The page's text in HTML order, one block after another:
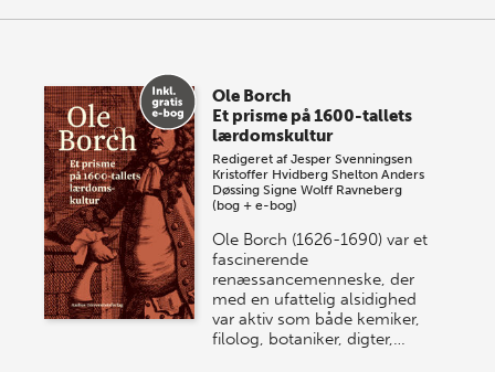
Ole Borch
Et prisme på 1600-tallets
lærdomskultur
Redigeret afJesper Svenningsen
Kristoffer Hvidberg Shelton Anders
Døssing Signe Wolff Ravneberg
(bog + e-bog)
Ole Borch (1626-1690) var et
fascinerende
renæssancemenneske, der
med en ufattelig alsidighed
var aktiv som både kemiker,
filolog, botaniker, digter,…